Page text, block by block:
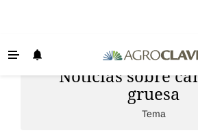
Noticias sobre
gruesa
Tema